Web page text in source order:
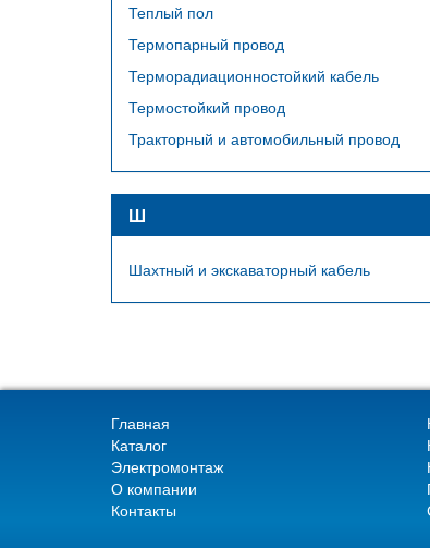
Теплый пол
Термопарный провод
Терморадиационностойкий кабель
Термостойкий провод
Тракторный и автомобильный провод
Ш
Шахтный и экскаваторный кабель
Главная
Каталог
Электромонтаж
О компании
Контакты